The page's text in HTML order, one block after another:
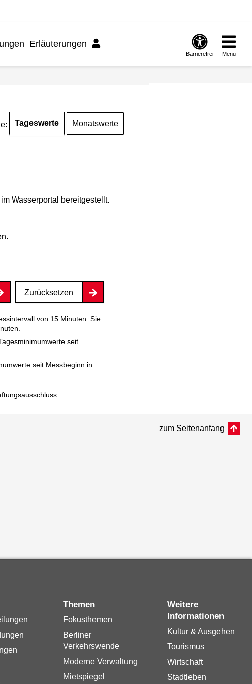
Erläuterungen
Barrierefrei Menü
Tageswerte Monatswerte
Wasserportal bereitgestellt.
Zurücksetzen
von 15 Minuten. Sie
seit
seit Messbeginn in
.
zum Seitenanfang
Themen
Fokusthemen
Berliner
Verkehrswende
Moderne Verwaltung
Mietspiegel
Weitere
Informationen
Kultur & Ausgehen
Tourismus
Wirtschaft
Stadtleben